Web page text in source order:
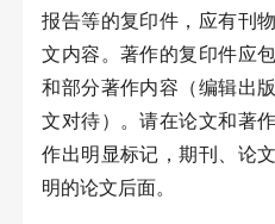
报告等的复印件，应有刊
文内容。著作的复印件应
和部分著作内容（编辑出
文对待）。请在论文和著
作出明显标记，期刊、论
明的论文后面。